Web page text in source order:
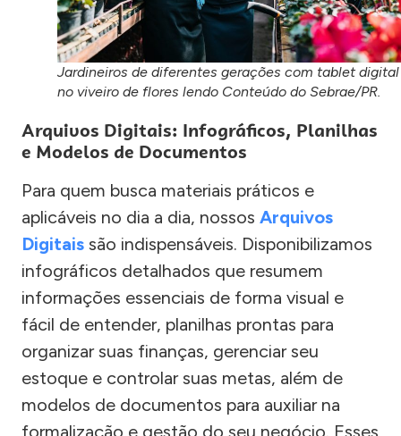
Jardineiros de diferentes gerações com tablet digital
no viveiro de flores lendo Conteúdo do Sebrae/PR.
Arquivos Digitais: Infográficos, Planilhas
e Modelos de Documentos
Para quem busca materiais práticos e
aplicáveis no dia a dia, nossos Arquivos
Digitais são indispensáveis. Disponibilizamos
infográficos detalhados que resumem
informações essenciais de forma visual e
fácil de entender, planilhas prontas para
organizar suas finanças, gerenciar seu
estoque e controlar suas metas, além de
modelos de documentos para auxiliar na
formalização e gestão do seu negócio. Esses